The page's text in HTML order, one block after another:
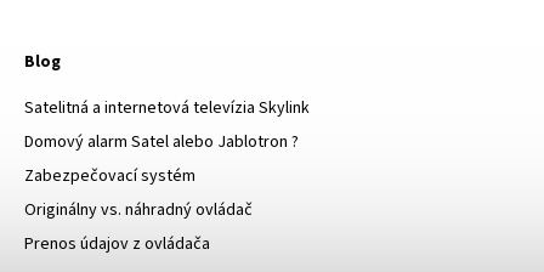
Blog
Satelitná a internetová televízia Skylink
Domový alarm Satel alebo Jablotron ?
Zabezpečovací systém
Originálny vs. náhradný ovládač
Prenos údajov z ovládača